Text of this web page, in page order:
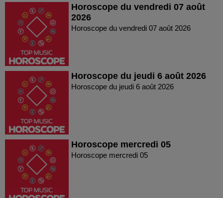
Horoscope du vendredi 07 août
2026
Horoscope du vendredi 07 août 2026
Horoscope du jeudi 6 août 2026
Horoscope du jeudi 6 août 2026
Horoscope mercredi 05
Horoscope mercredi 05